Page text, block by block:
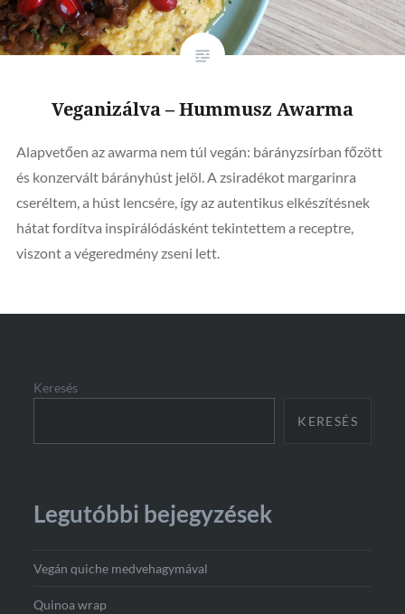
Veganizálva – Hummusz Awarma
Alapvetően az awarma nem túl vegán: bárányzsírban főzött
és konzervált bárányhúst jelöl. A zsiradékot margarinra
cseréltem, a húst lencsére, így az autentikus elkészítésnek
hátat fordítva inspirálódásként tekintettem a receptre,
viszont a végeredmény zseni lett.
Keresés
KERESÉS
Legutóbbi bejegyzések
Vegán quiche medvehagymával
Quinoa wrap